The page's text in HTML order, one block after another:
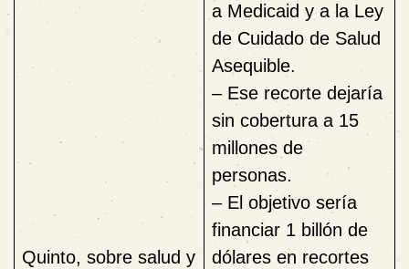
Quinto, sobre salud y
a Medicaid y a la Ley
de Cuidado de Salud
Asequible.
– Ese recorte dejaría
sin cobertura a 15
millones de
personas.
– El objetivo sería
financiar 1 billón de
dólares en recortes